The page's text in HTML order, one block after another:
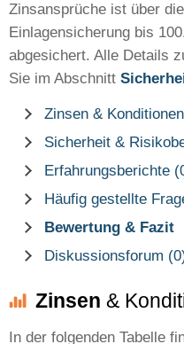
Zinsansprüche ist über
Einlagensicherung bis
abgesichert. Alle Details
Sie im Abschnitt
Zinsen & Konditionen
Sicherheit &
Erfahrungsberichte
Häufig gestellte
Bewertung & Fazit
Diskussionsforum
Zinsen &
In der folgenden Tabelle